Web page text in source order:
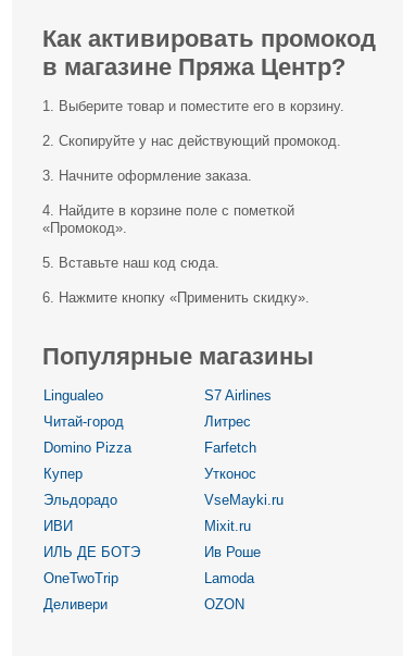
Как активировать промокод
в магазине Пряжа Центр?
1. Выберите товар и поместите его в корзину.
2. Скопируйте у нас действующий промокод.
3. Начните оформление заказа.
4. Найдите в корзине поле с пометкой
«Промокод».
5. Вставьте наш код сюда.
6. Нажмите кнопку «Применить скидку».
Популярные магазины
Lingualeo
S7 Airlines
Читай-город
Литрес
Domino Pizza
Farfetch
Купер
Утконос
Эльдорадо
VseMayki.ru
ИВИ
Mixit.ru
ИЛЬ ДЕ БОТЭ
Ив Роше
OneTwoTrip
Lamoda
Деливери
OZON